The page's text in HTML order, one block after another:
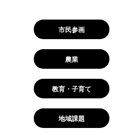
市民参画
農業
教育・子育て
地域課題